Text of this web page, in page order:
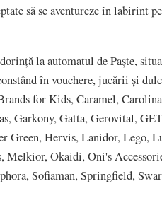
să se aventureze în labirint
la automatul de Paște,
în vouchere, jucării și
for Kids, Caramel,
Garkony, Gatta, Gerovital,
Green, Hervis, Lanidor, Lego,
Okaidi, Oni's
Sofiaman, Springfield,